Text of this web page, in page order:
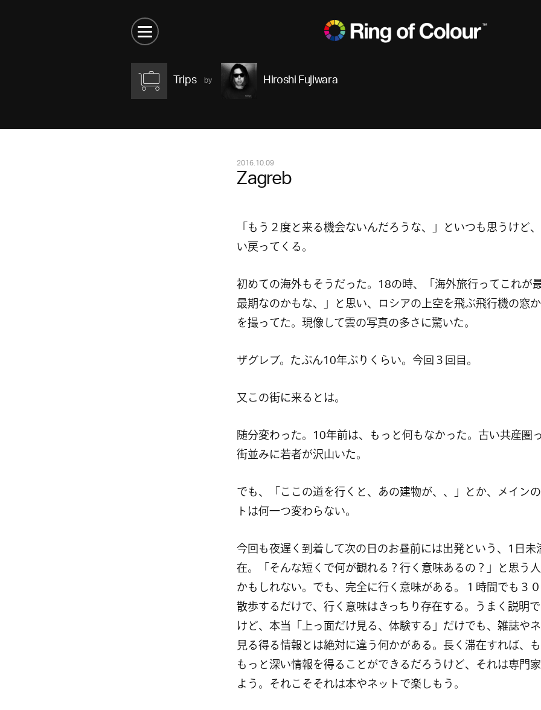
Trips Hiroshi Fujiwara
2016.10.09
Zagreb
「もう２度と来る機会ないんだろうな、」といつも思うけど
い戻ってくる。
初めての海外もそうだった。18の時、「海外旅行ってこれが
最期なのかもな、」と思い、ロシアの上空を飛ぶ飛行機の窓
を撮ってた。現像して雲の写真の多さに驚いた。
ザグレブ。たぶん10年ぶりくらい。今回３回目。
又この街に来るとは。
随分変わった。10年前は、もっと何もなかった。古い共産圏
街並みに若者が沢山いた。
でも、「ここの道を行くと、あの建物が、、」とか、メイン
トは何一つ変わらない。
今回も夜遅く到着して次の日のお昼前には出発という、1日未
在。「そんな短くで何が観れる？行く意味あるの？」と思う
かもしれない。でも、完全に行く意味がある。１時間でも３
散歩するだけで、行く意味はきっちり存在する。うまく説明
けど、本当「上っ面だけ見る、体験する」だけでも、雑誌や
見る得る情報とは絶対に違う何かがある。長く滞在すれば、
もっと深い情報を得ることができるだろうけど、それは専門
よう。それこそそれは本やネットで楽しもう。